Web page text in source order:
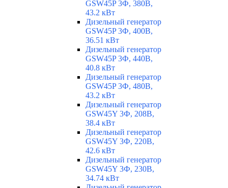
GSW45P 3Ф, 380В,
43.2 кВт
Дизельный генератор
GSW45P 3Ф, 400В,
36.51 кВт
Дизельный генератор
GSW45P 3Ф, 440В,
40.8 кВт
Дизельный генератор
GSW45P 3Ф, 480В,
43.2 кВт
Дизельный генератор
GSW45Y 3Ф, 208В,
38.4 кВт
Дизельный генератор
GSW45Y 3Ф, 220В,
42.6 кВт
Дизельный генератор
GSW45Y 3Ф, 230В,
34.74 кВт